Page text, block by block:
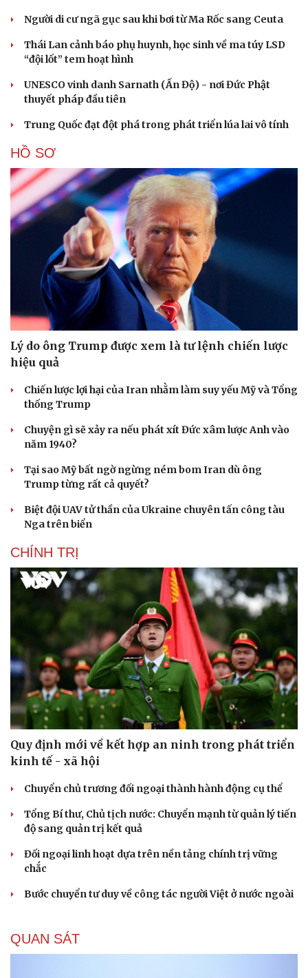
Cải chính
Người di cư ngã gục sau khi bơi từ Ma Rốc sang Ceuta
Thái Lan cảnh báo phụ huynh, học sinh về ma túy LSD
“đội lốt” tem hoạt hình
UNESCO vinh danh Sarnath (Ấn Độ) - nơi Đức Phật
thuyết pháp đầu tiên
Trung Quốc đạt đột phá trong phát triển lúa lai vô tính
HỒ SƠ
Lý do ông Trump được xem là tư lệnh chiến lược
hiệu quả
Chiến lược lợi hại của Iran nhằm làm suy yếu Mỹ và Tổng
thống Trump
Chuyện gì sẽ xảy ra nếu phát xít Đức xâm lược Anh vào
năm 1940?
Tại sao Mỹ bất ngờ ngừng ném bom Iran dù ông
Trump từng rất cả quyết?
Biệt đội UAV tử thần của Ukraine chuyên tấn công tàu
Nga trên biển
CHÍNH TRỊ
Quy định mới về kết hợp an ninh trong phát triển
kinh tế - xã hội
Chuyển chủ trương đối ngoại thành hành động cụ thể
Tổng Bí thư, Chủ tịch nước: Chuyển mạnh từ quản lý tiến
độ sang quản trị kết quả
Đối ngoại linh hoạt dựa trên nền tảng chính trị vững
chắc
Bước chuyển tư duy về công tác người Việt ở nước ngoài
QUAN SÁT